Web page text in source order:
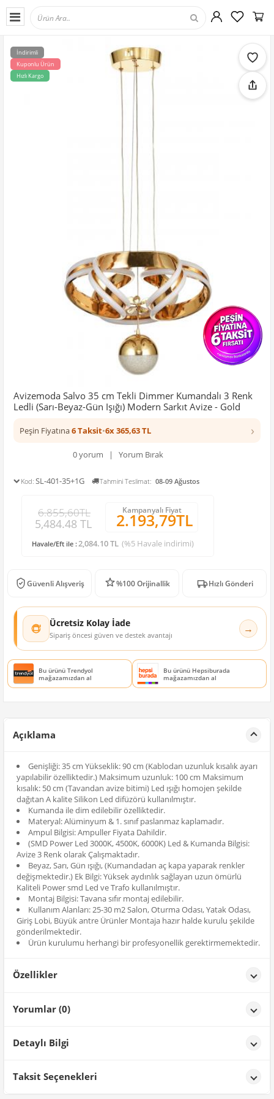
İndirimli
Kuponlu Ürün
Hızlı Kargo
Avizemoda Salvo 35 cm Tekli Dimmer Kumandalı 3 Renk
Ledli (Sarı-Beyaz-Gün Işığı) Modern Sarkıt Avize - Gold
Peşin Fiyatına6 Taksit•6x 365,63 TL ›
0 yorum | Yorum Bırak
Kod: SL-401-35+1G Tahmini Teslimat: 08-09 Ağustos
6.855,60TL
5,484.48 TL
Kampanyalı Fiyat
2.193,79TL
Havale/Eft ile :2,084.10 TL (%5 Havale indirimi)
Güvenli Alışveriş %100 Orijinallik Hızlı Gönderi
Ücretsiz Kolay İade
Sipariş öncesi güven ve destek avantajı →
Bu ürünü Trendyol
mağazamızdan al
Bu ürünü Hepsiburada
mağazamızdan al
Açıklama
Genişliği: 35 cm Yükseklik: 90 cm (Kablodan uzunluk kısalık ayarı
yapılabilir özelliktedir.) Maksimum uzunluk: 100 cm Maksimum
kısalık: 50 cm (Tavandan avize bitimi) Led ışığı homojen şekilde
dağıtan A kalite Silikon Led difüzörü kullanılmıştır.
Kumanda ile dim edilebilir özelliktedir.
Materyal: Alüminyum & 1. sınıf paslanmaz kaplamadır.
Ampul Bilgisi: Ampuller Fiyata Dahildir.
(SMD Power Led 3000K, 4500K, 6000K) Led & Kumanda Bilgisi:
Avize 3 Renk olarak Çalışmaktadır.
Beyaz, Sarı, Gün ışığı, (Kumandadan aç kapa yaparak renkler
değişmektedir.) Ek Bilgi: Yüksek aydınlık sağlayan uzun ömürlü
Kaliteli Power smd Led ve Trafo kullanılmıştır.
Montaj Bilgisi: Tavana sıfır montaj edilebilir.
Kullanım Alanları: 25-30 m2 Salon, Oturma Odası, Yatak Odası,
Giriş Lobi, Büyük antre Ürünler Montaja hazır halde kurulu şekilde
gönderilmektedir.
Ürün kurulumu herhangi bir profesyonellik gerektirmemektedir.
Özellikler
Yorumlar (0)
Detaylı Bilgi
Ürün Detayları;
Taksit Seçenekleri